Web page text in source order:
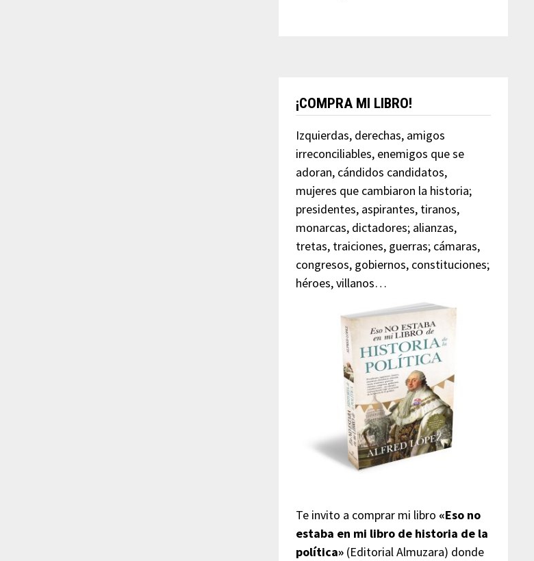
¡COMPRA MI LIBRO!
Izquierdas, derechas, amigos
irreconciliables, enemigos que se
adoran, cándidos candidatos,
mujeres que cambiaron la historia;
presidentes, aspirantes, tiranos,
monarcas, dictadores; alianzas,
tretas, traiciones, guerras; cámaras,
congresos, gobiernos, constituciones;
héroes, villanos…
Te invito a comprar mi libro «Eso no
estaba en mi libro de historia de la
política»(Editorial Almuzara) donde